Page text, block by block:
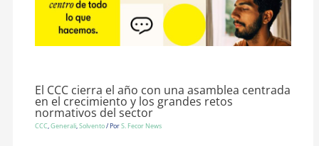
El CCC cierra el año con una asamblea centrada
en el crecimiento y los grandes retos
normativos del sector
CCC,Generali,Solvento/ PorS. Fecor News